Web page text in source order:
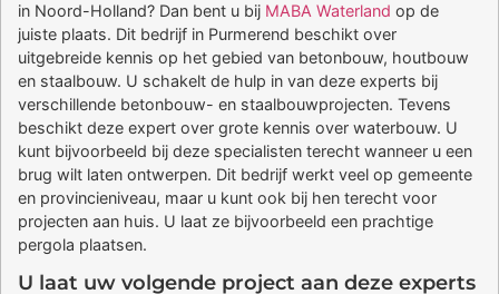
in Noord-Holland? Dan bent u bij MABA Waterland op de
juiste plaats. Dit bedrijf in Purmerend beschikt over
uitgebreide kennis op het gebied van betonbouw, houtbouw
en staalbouw. U schakelt de hulp in van deze experts bij
verschillende betonbouw- en staalbouwprojecten. Tevens
beschikt deze expert over grote kennis over waterbouw. U
kunt bijvoorbeeld bij deze specialisten terecht wanneer u een
brug wilt laten ontwerpen. Dit bedrijf werkt veel op gemeente
en provincieniveau, maar u kunt ook bij hen terecht voor
projecten aan huis. U laat ze bijvoorbeeld een prachtige
pergola plaatsen.
U laat uw volgende project aan deze experts